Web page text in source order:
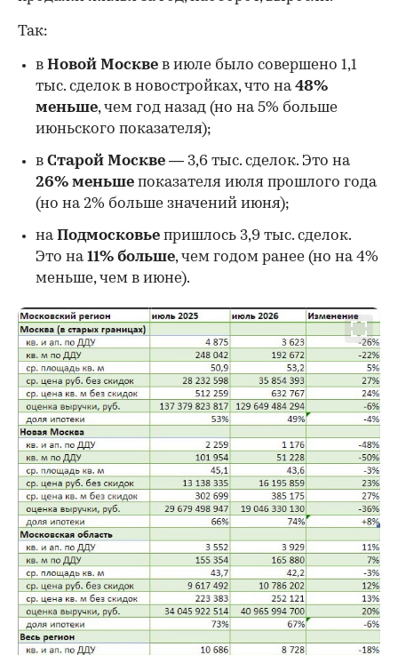
00:00 / 00:00
Так:
в Новой Москве в июле было совершено 1,1
тыс. сделок в новостройках, что на48%
меньше, чем год назад (но на 5% больше
июньского показателя);
в Старой Москве — 3,6 тыс. сделок. Это на
26% меньше показателя июля прошлого года
(но на 2% больше значений июня);
наПодмосковье пришлось 3,9 тыс. сделок.
Это на11% больше, чем годом ранее (но на 4%
меньше, чем в июне).